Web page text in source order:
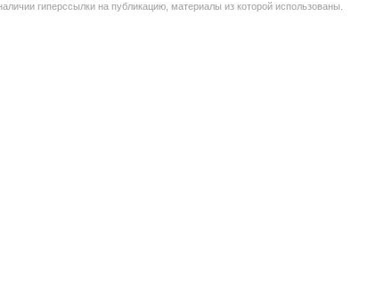
гиперссылки на публикацию, материалы из которой использованы.